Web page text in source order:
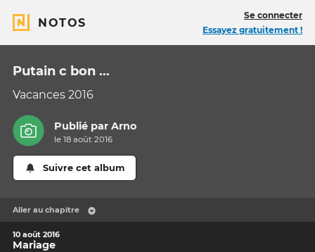
NOTOS
Se connecter
Essayez gratuitement !
Putain c bon ...
Vacances 2016
Publié parArno
le 18 août 2016
Suivre cet album
Aller au chapitre
10 août 2016
Mariage